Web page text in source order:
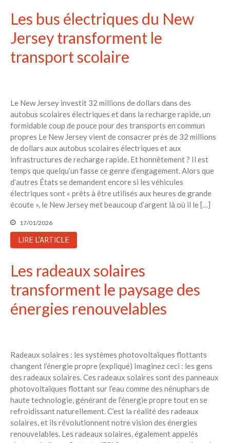
Les bus électriques du New
Jersey transforment le
transport scolaire
Le New Jersey investit 32 millions de dollars dans des
autobus scolaires électriques et dans la recharge rapide, un
formidable coup de pouce pour des transports en commun
propres Le New Jersey vient de consacrer près de 32 millions
de dollars aux autobus scolaires électriques et aux
infrastructures de recharge rapide. Et honnêtement ? Il est
temps que quelqu’un fasse ce genre d’engagement. Alors que
d’autres États se demandent encore si les véhicules
électriques sont « prêts à être utilisés aux heures de grande
écoute », le New Jersey met beaucoup d’argent là où il le […]
17/01/2026
LIRE L'ARTICLE
Les radeaux solaires
transforment le paysage des
énergies renouvelables
Radeaux solaires : les systèmes photovoltaïques flottants
changent l’énergie propre (expliqué) Imaginez ceci : les gens
des radeaux solaires. Ces radeaux solaires sont des panneaux
photovoltaïques flottant sur l’eau comme des nénuphars de
haute technologie, générant de l’énergie propre tout en se
refroidissant naturellement. C’est la réalité des radeaux
solaires, et ils révolutionnent notre vision des énergies
renouvelables. Les radeaux solaires, également appelés